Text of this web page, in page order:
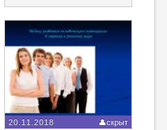
20.11.2018 скрыт